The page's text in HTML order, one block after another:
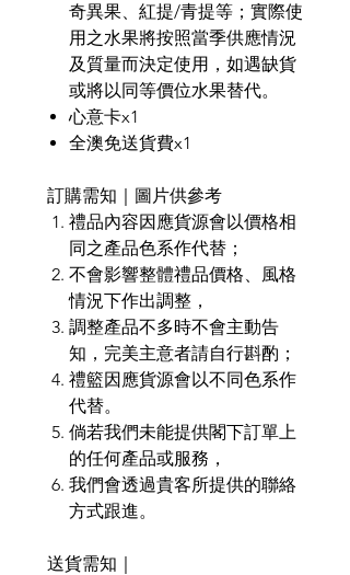
奇異果、紅提/青提等；實際使
用之水果將按照當季供應情況
及質量而決定使用，如遇缺貨
或將以同等價位水果替代。
心意卡x1
全澳免送貨費x1
訂購需知｜圖片供參考
禮品內容因應貨源會以價格相
同之產品色系作代替；
不會影響整體禮品價格、風格
情況下作出調整，
調整產品不多時不會主動告
知，完美主意者請自行斟酌；
禮籃因應貨源會以不同色系作
代替。
倘若我們未能提供閣下訂單上
的任何產品或服務，
我們會透過貴客所提供的聯絡
方式跟進。
送貨需知｜